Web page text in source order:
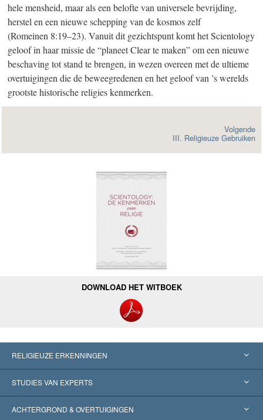
hele mensheid, maar als een belofte van universele bevrijding,
herstel en een nieuwe schepping van de kosmos zelf
(Romeinen 8:19–23). Vanuit dit gezichtspunt komt het Scientology
geloof in haar missie de “planeet Clear te maken” om een nieuwe
beschaving tot stand te brengen, in wezen overeen met de ultieme
overtuigingen die de beweegredenen en het geloof van ’s werelds
grootste historische religies kenmerken.
Volgende
III. Religieuze Gebruiken
DOWNLOAD HET WITBOEK
RELIGIEUZE ERKENNINGEN
Verenigde Staten
Wereldwijde Erkenningen
STUDIES VAN EXPERTS
Expertises per Categorie
ACHTERGROND & OVERTUIGINGEN